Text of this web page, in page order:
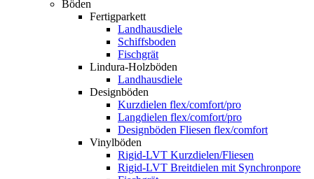
Böden
Fertigparkett
Landhausdiele
Schiffsboden
Fischgrät
Lindura-Holzböden
Landhausdiele
Designböden
Kurzdielen flex/comfort/pro
Langdielen flex/comfort/pro
Designböden Fliesen flex/comfort
Vinylböden
Rigid-LVT Kurzdielen/Fliesen
Rigid-LVT Breitdielen mit Synchronpore